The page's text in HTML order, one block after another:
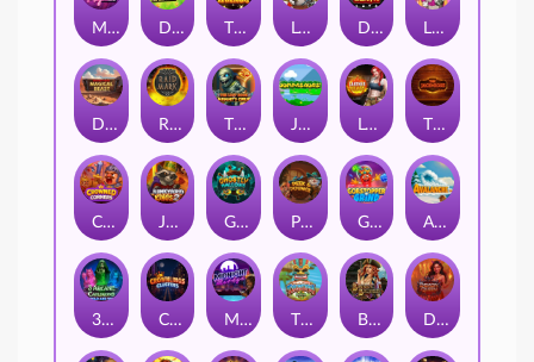
MIAMI MAYHEM DONNY AND DANNY TIGER LEGENDS Le Fisherman DEAL WITH DEATH LE KING
Darkside Prairie: Magical Beast Raidmark The Lost Book of Mummy’s Curse Jumpasaurs Leatherheads The Jack & Rose
Crowned Corners Junkyard Kings 2 Ghostly Hallows Peek & Pounce Gobstopper Grind Avalanche
3 Arcane Cauldrons Crownlings Clusters Midnight Mirage Tikitopia BoosterBelt Bonnie's Buccaneers Demon Queen